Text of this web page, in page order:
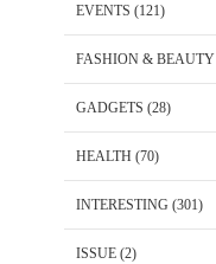
EVENTS (121)
FASHION & BEAUTY
GADGETS (28)
HEALTH (70)
INTERESTING (301)
ISSUE (2)